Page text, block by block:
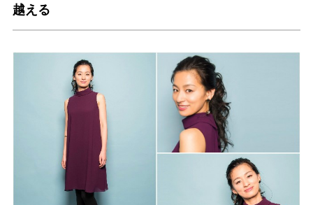
越える